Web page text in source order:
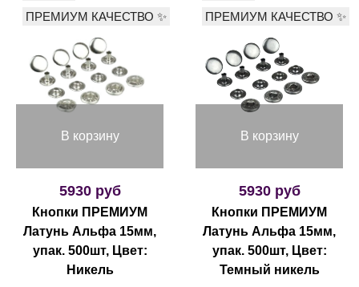
В корзину
ПРЕМИУМ КАЧЕСТВО ✨
5930 руб
Кнопки ПРЕМИУМ
Латунь Альфа 15мм,
упак. 500шт, Цвет:
Никель
В корзину
ПРЕМИУМ КАЧЕСТВО ✨
5930 руб
Кнопки ПРЕМИУМ
Латунь Альфа 15мм,
упак. 500шт, Цвет:
Темный никель